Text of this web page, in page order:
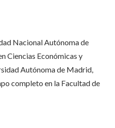
Nacional Autónoma de
Ciencias Económicas y
Autónoma de Madrid,
completo en la Facultad de